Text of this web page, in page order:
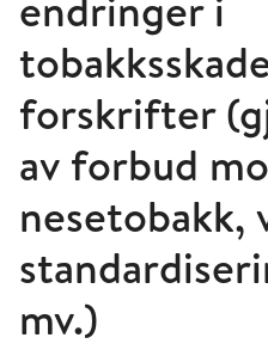
forskrifter
av forbud
nesetobakk,
mv.)